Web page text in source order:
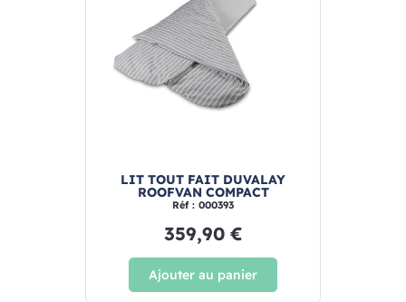
LIT TOUT FAIT DUVALAY
ROOFVAN COMPACT
Réf : 000393
359,90 €
Ajouter au panier